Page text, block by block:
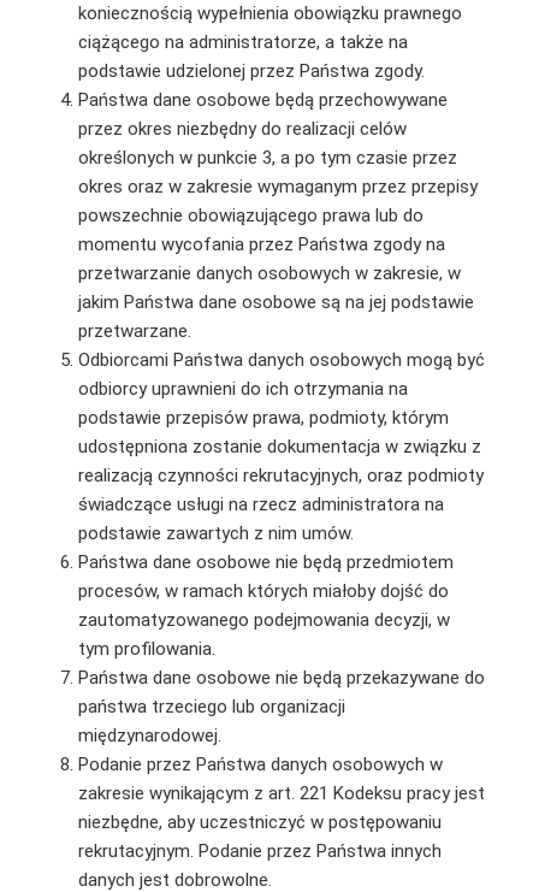
koniecznością wypełnienia obowiązku prawnego
ciążącego na administratorze, a także na
podstawie udzielonej przez Państwa zgody.
Państwa dane osobowe będą przechowywane
przez okres niezbędny do realizacji celów
określonych w punkcie 3, a po tym czasie przez
okres oraz w zakresie wymaganym przez przepisy
powszechnie obowiązującego prawa lub do
momentu wycofania przez Państwa zgody na
przetwarzanie danych osobowych w zakresie, w
jakim Państwa dane osobowe są na jej podstawie
przetwarzane.
Odbiorcami Państwa danych osobowych mogą być
odbiorcy uprawnieni do ich otrzymania na
podstawie przepisów prawa, podmioty, którym
udostępniona zostanie dokumentacja w związku z
realizacją czynności rekrutacyjnych, oraz podmioty
świadczące usługi na rzecz administratora na
podstawie zawartych z nim umów.
Państwa dane osobowe nie będą przedmiotem
procesów, w ramach których miałoby dojść do
zautomatyzowanego podejmowania decyzji, w
tym profilowania.
Państwa dane osobowe nie będą przekazywane do
państwa trzeciego lub organizacji
międzynarodowej.
Podanie przez Państwa danych osobowych w
zakresie wynikającym z art. 221 Kodeksu pracy jest
niezbędne, aby uczestniczyć w postępowaniu
rekrutacyjnym. Podanie przez Państwa innych
danych jest dobrowolne.